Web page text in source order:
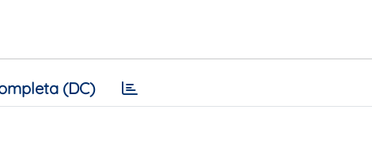
(DC)